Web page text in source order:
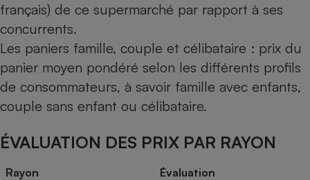
français) de ce supermarché par rapport à ses
concurrents.
Les paniers famille, couple et célibataire : prix du
panier moyen pondéré selon les différents profils
de consommateurs, à savoir famille avec enfants,
couple sans enfant ou célibataire.
ÉVALUATION DES PRIX PAR RAYON
Rayon Évaluation